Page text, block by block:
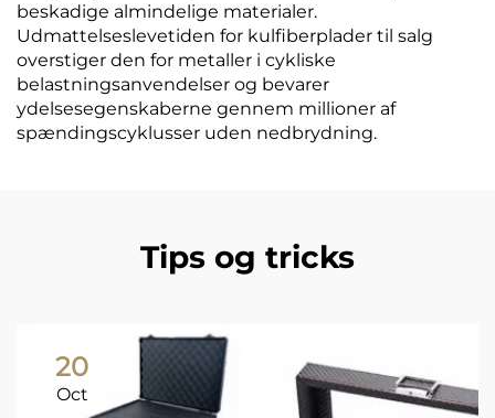
beskadige almindelige materialer.
Udmattelseslevetiden for kulfiberplader til salg
overstiger den for metaller i cykliske
belastningsanvendelser og bevarer
ydelsesegenskaberne gennem millioner af
spændingscyklusser uden nedbrydning.
Tips og tricks
20
Oct